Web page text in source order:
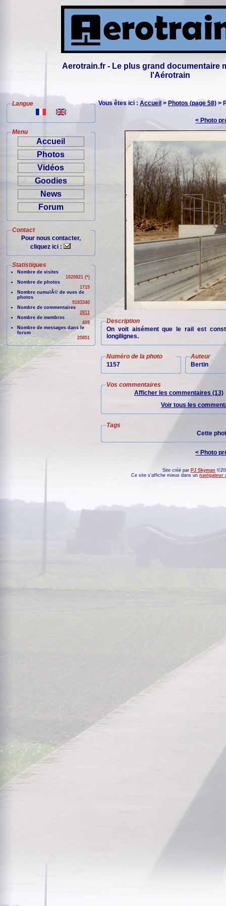
Aerotrain.fr - Le plus grand documentaire
l'Aérotrain
Langue
Menu
Accueil
Photos
Vidéos
Goodies
News
Forum
Contact
Pour nous contacter,
cliquez ici :
Statistiques
Nombre de visites
1020821 (*)
Nombre de photos
1715
Nombre cumulÃ© de vues de
photos
9183340
Nombre de commentaires
2811
Nombre de membres
409
Nombre de messages dans le
forum
25851
Vous êtes ici : Accueil > Photos (page 58) >
< Photo
Description
On voit aisément que le rail est
longilignes.
Numéro de la photo
1157
Auteur
Bertin
Vos commentaires
Afficher les commentaires (13)
Voir tous les
Tags
Cette
< Photo
Site créé par PJ Skyman
Ce site s'affiche mieux dans unnavigateur